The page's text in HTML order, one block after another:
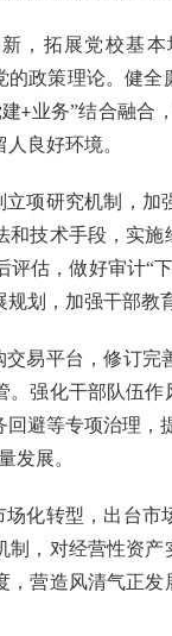
，拓展党校基
的政策理论。健
+业务”结合融合
良好环境。
项研究机制，
和技术手段，实
评估，做好审计“
划，加强干部教
易平台，修订
。强化干部队伍
避等专项治理
发展。
化转型，出台
制，对经营性资
，营造风清气正